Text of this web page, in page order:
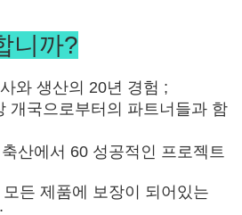
니까?
와 생산의 20년 경험 ;
개국으로부터의 파트너들과 함
산에서 60 성공적인 프로젝트
든 제품에 보장이 되어있는